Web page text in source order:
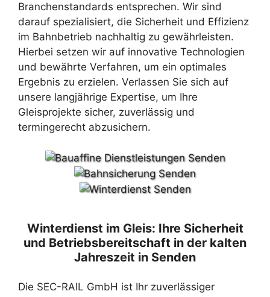
Branchenstandards entsprechen. Wir sind
darauf spezialisiert, die Sicherheit und Effizienz
im Bahnbetrieb nachhaltig zu gewährleisten.
Hierbei setzen wir auf innovative Technologien
und bewährte Verfahren, um ein optimales
Ergebnis zu erzielen. Verlassen Sie sich auf
unsere langjährige Expertise, um Ihre
Gleisprojekte sicher, zuverlässig und
termingerecht abzusichern.
Winterdienst im Gleis: Ihre Sicherheit
und Betriebsbereitschaft in der kalten
Jahreszeit in Senden
Die SEC-RAIL GmbH ist Ihr zuverlässiger